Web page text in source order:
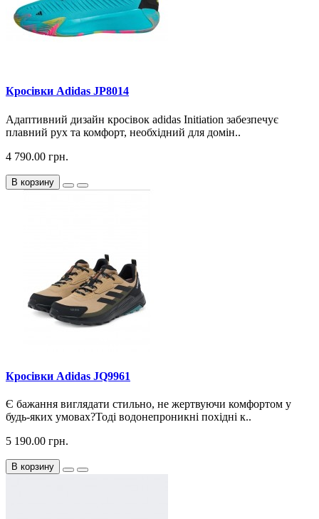
Кросiвки Adidas JP8014
Адаптивний дизайн кросівок adidas Initiation забезпечує
плавний рух та комфорт, необхідний для домін..
4 790.00 грн.
В корзину
Кросiвки Adidas JQ9961
Є бажання виглядати стильно, не жертвуючи комфортом у
будь-яких умовах?Тоді водонепроникні похідні к..
5 190.00 грн.
В корзину